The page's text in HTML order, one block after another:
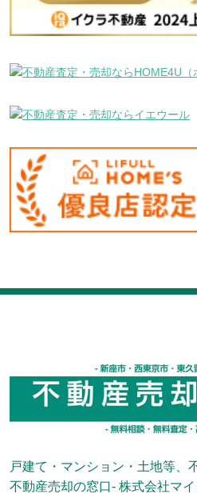
戸建て・マンション・土地等、
不動産売却の窓口- 株式会社マ